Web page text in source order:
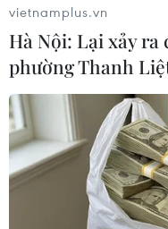
lở đèo Con Ó, cây đổ trên
đèo Bảo Lộc
09/08/2026 06:20
vietnamplus.vn
Hà Nội: Lại xảy ra
phường Thanh